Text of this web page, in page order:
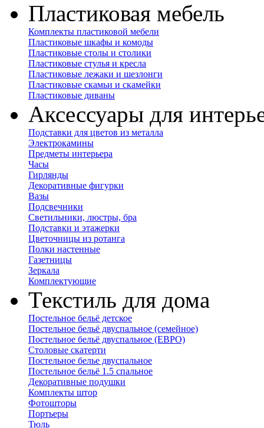
Пластиковая мебель
Комплекты пластиковой мебели
Пластиковые шкафы и комоды
Пластиковые столы и столики
Пластиковые стулья и кресла
Пластиковые лежаки и шезлонги
Пластиковые скамьи и скамейки
Пластиковые диваны
Аксессуары для
Подставки для цветов из металла
Электрокамины
Предметы интерьера
Часы
Гирлянды
Декоративные фигурки
Вазы
Подсвечники
Светильники, люстры, бра
Подставки и этажерки
Цветочницы из ротанга
Полки настенные
Газетницы
Зеркала
Комплектующие
Текстиль для дома
Постельное бельё детское
Постельное бельё двуспальное (семейное)
Постельное бельё двуспальное (ЕВРО)
Столовые скатерти
Постельное белье двуспальное
Постельное бельё 1.5 спальное
Декоративные подушки
Комплекты штор
Фотошторы
Портьеры
Тюль